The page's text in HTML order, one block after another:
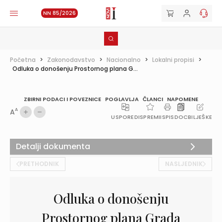
NN 85/2026
Početna > Zakonodavstvo > Nacionalno > Lokalni propisi >
Odluka o donošenju Prostornog plana G...
ZBIRNI PODACI I POVEZNICE POGLAVLJA ČLANCI NAPOMENE
AA
USPOREDISPREMIISPISDOCBILJEŠKE
PRETHODNIK NASLJEDNIK
Odluka o donošenju
Prostornog plana Grada
Detalji dokumenta